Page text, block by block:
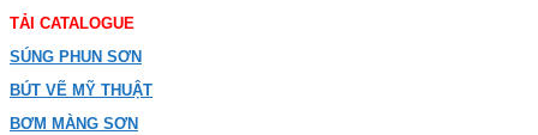
TẢI CATALOGUE
SÚNG PHUN SƠN
BÚT VẼ MỸ THUẬT
BƠM MÀNG SƠN